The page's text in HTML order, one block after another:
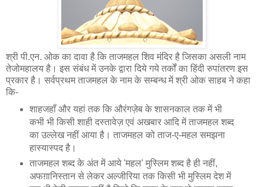
श्री पी.एन. ओक का दावा है कि ताजमहल शिव मंदिर है जिसका असली नाम
तेजोमहालय है। इस संबंध में उनके द्वारा दिये गये तर्कों का हिंदी रुपांतरण इस
प्रकार है। सर्वप्रथम ताजमहल के नाम के सम्बन्ध में श्री ओक साहब ने कहा
कि-
शाहजहाँ और यहां तक कि औरंगज़ेब के शासनकाल तक में भी
कभी भी किसी शाही दस्तावेज़ एवं अखबार आदि में ताजमहल शब्द
का उल्लेख नहीं आया है। ताजमहल को ताज-ए-महल समझना
हास्यास्पद है।
ताजमहल शब्द के अंत में आये 'महल' मुस्लिम शब्द है ही नहीं,
अफग़ानिस्तान से लेकर अल्जीरिया तक किसी भी मुस्लिम देश में